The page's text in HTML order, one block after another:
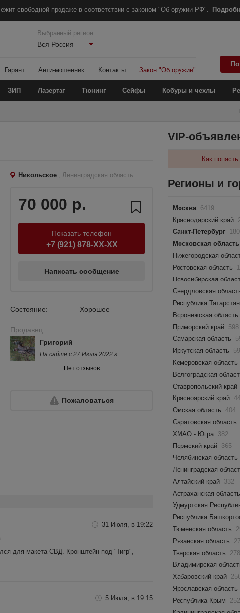
свободной продаже в соответствии с законом "Об оружии РФ".
Выбранный регион
Вся Россия
Гарант Анти-мошенник Контакты Закон "Об оружии"
ЗИП Лазертаг Тюнинг Сейфы Кобуры и чехлы
Никольское , Ленинградская область
70 000 р.
Показать телефон
+7 (921) 878-XX-XX
Написать сообщение
Состояние: Хорошее
Продавец:
Григорий
На сайте с 27 Июля 2022 г.
Нет отзывов
Пожаловаться
31 Июля, в 19:22
для макета СВД. Кронштейн под "Тигр",
5 Июля, в 19:15
VIP-
Как
Регионы и
Москва 6419
Краснодарский край
Санкт-Петербург
Московская область
Нижегородская
Ростовская область
Новосибирская
Свердловская
Республика Татарстан
Воронежская область
Приморский край 598
Самарская область
Иркутская область
Кемеровская область
Волгоградская
Ставропольский край
Красноярский край
Омская область
404
Саратовская область
ХМАО - Югра 382
Пермский край 365
Челябинская область
Ленинградская
Алтайский край 332
Астраханская область
Удмуртская
Республика
Тюменская область
Рязанская область
Тверская область
278
Владимирская
Хабаровский край
Ярославская область
Республика Крым
252